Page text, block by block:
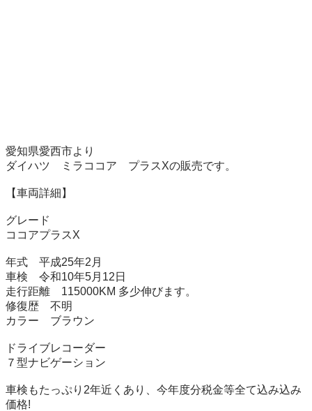
愛知県愛西市より
ダイハツ　ミラココア　プラスXの販売です。
【車両詳細】
グレード
ココアプラスX
年式　平成25年2月
車検　令和10年5月12日
走行距離　115000KM 多少伸びます。
修復歴　不明
カラー　ブラウン
ドライブレコーダー
７型ナビゲーション
車検もたっぷり2年近くあり、今年度分税金等全て込み込み
価格!